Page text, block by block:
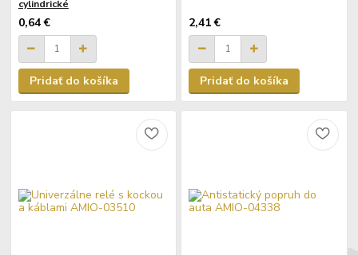
cylindrické
0,64 €
Pridať do košíka
2,41 €
Pridať do košíka